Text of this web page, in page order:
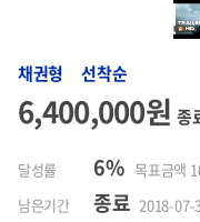
채권형 선착순
6,400,000원종
달성률 6% 목표금액
남은기간
종료 2018-07-